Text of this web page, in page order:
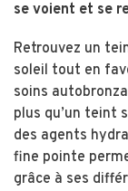
se voient et se
Retrouvez un
soleil tout en
soins
plus qu’un teint
des agents
fine pointe
grâce à ses